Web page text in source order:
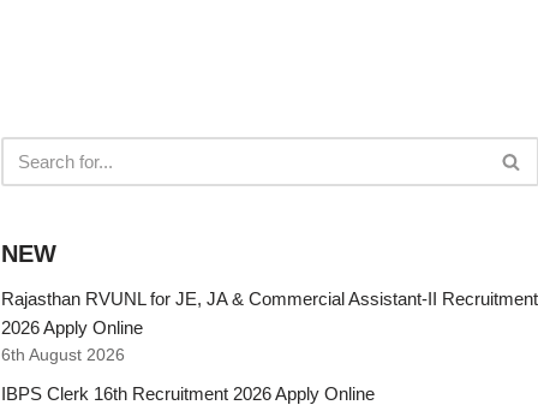
NEW
Rajasthan RVUNL for JE, JA & Commercial Assistant-II Recruitment
2026 Apply Online
6th August 2026
IBPS Clerk 16th Recruitment 2026 Apply Online